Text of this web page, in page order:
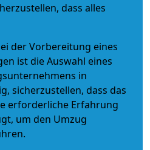
dass alles
der Vorbereitung eines
ist die Auswahl eines
in
sicherzustellen, dass das
erforderliche Erfahrung
um den Umzug